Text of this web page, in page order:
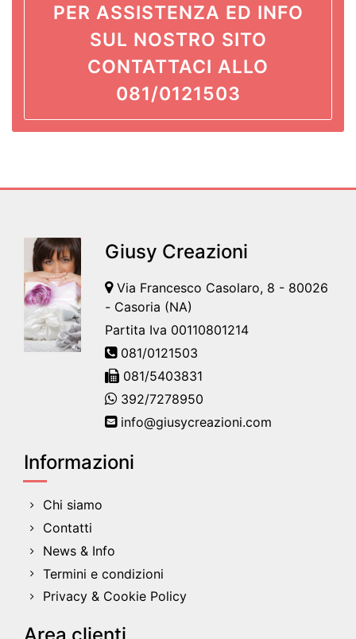
PER ASSISTENZA ED INFO
SUL NOSTRO SITO
CONTATTACI ALLO
081/0121503
Giusy Creazioni
Via Francesco Casolaro, 8 - 80026
- Casoria (NA)
Partita Iva 00110801214
081/0121503
081/5403831
392/7278950
info@giusycreazioni.com
Informazioni
Chi siamo
Contatti
News & Info
Termini e condizioni
Privacy & Cookie Policy